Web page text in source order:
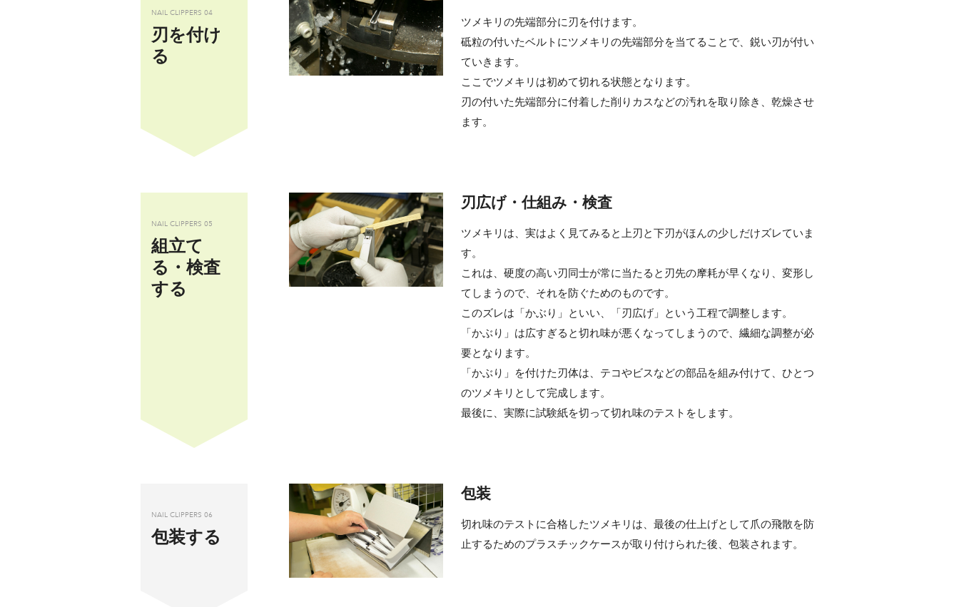
刃を付け
る
NAIL CLIPPERS 04
ツメキリの先端部分に刃を付けます。
砥粒の付いたベルトにツメキリの先端部分を当てることで、鋭い刃が付い
ていきます。
ここでツメキリは初めて切れる状態となります。
刃の付いた先端部分に付着した削りカスなどの汚れを取り除き、乾燥させ
ます。
組立て
る・検査
する
NAIL CLIPPERS 05
刃広げ・仕組み・検査
ツメキリは、実はよく見てみると上刃と下刃がほんの少しだけズレていま
す。
これは、硬度の高い刃同士が常に当たると刃先の摩耗が早くなり、変形し
てしまうので、それを防ぐためのものです。
このズレは「かぶり」といい、「刃広げ」という工程で調整します。
「かぶり」は広すぎると切れ味が悪くなってしまうので、繊細な調整が必
要となります。
「かぶり」を付けた刃体は、テコやビスなどの部品を組み付けて、ひとつ
のツメキリとして完成します。
最後に、実際に試験紙を切って切れ味のテストをします。
包装する
NAIL CLIPPERS 06
包装
切れ味のテストに合格したツメキリは、最後の仕上げとして爪の飛散を防
止するためのプラスチックケースが取り付けられた後、包装されます。